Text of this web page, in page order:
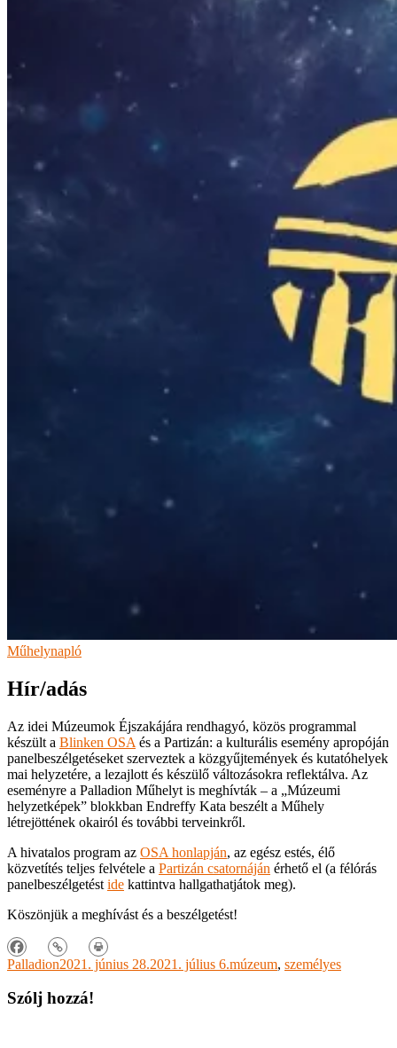
Műhelynapló
Hír/adás
Az idei Múzeumok Éjszakájára rendhagyó, közös programmal
készült a Blinken OSA és a Partizán: a kulturális esemény apropóján
panelbeszélgetéseket szerveztek a közgyűjtemények és kutatóhelyek
mai helyzetére, a lezajlott és készülő változásokra reflektálva. Az
eseményre a Palladion Műhelyt is meghívták – a „Múzeumi
helyzetképek” blokkban Endreffy Kata beszélt a Műhely
létrejöttének okairól és további terveinkről.
A hivatalos program az OSA honlapján, az egész estés, élő
közvetítés teljes felvétele a Partizán csatornáján érhető el (a félórás
panelbeszélgetést ide kattintva hallgathatjátok meg).
Köszönjük a meghívást és a beszélgetést!
Palladion2021. június 28.2021. július 6.múzeum, személyes
Szólj hozzá!